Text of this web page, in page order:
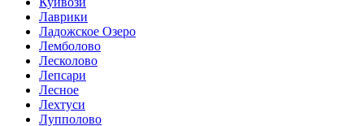
Лаврики
Ладожское Озеро
Лемболово
Лесколово
Лепсари
Лесное
Лехтуси
Лупполово